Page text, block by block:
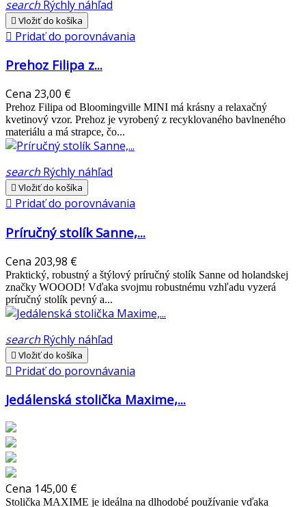
search Rýchly náhľad
 Vložiť do košíka
 Pridať do porovnávania
Prehoz Filipa z...
Cena 23,00 €
Prehoz Filipa od Bloomingville MINI má krásny a relaxačný
kvetinový vzor. Prehoz je vyrobený z recyklovaného bavlneného
materiálu a má strapce, čo...
search Rýchly náhľad
 Vložiť do košíka
 Pridať do porovnávania
Príručný stolík Sanne,...
Cena 203,98 €
Praktický, robustný a štýlový príručný stolík Sanne od holandskej
značky WOOOD! Vďaka svojmu robustnému vzhľadu vyzerá
príručný stolík pevný a...
search Rýchly náhľad
 Vložiť do košíka
 Pridať do porovnávania
Jedálenská stolička Maxime,...
Cena 145,00 €
Stolička MAXIME je ideálna na dlhodobé používanie vďaka